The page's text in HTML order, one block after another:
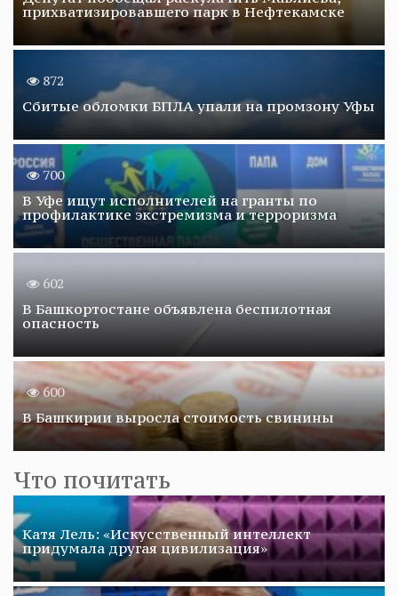
прихватизировавшего парк в Нефтекамске
872
Сбитые обломки БПЛА упали на промзону Уфы
700
В Уфе ищут исполнителей на гранты по
профилактике экстремизма и терроризма
602
В Башкортостане объявлена беспилотная
опасность
600
В Башкирии выросла стоимость свинины
Что почитать
Катя Лель: «Искусственный интеллект
придумала другая цивилизация»